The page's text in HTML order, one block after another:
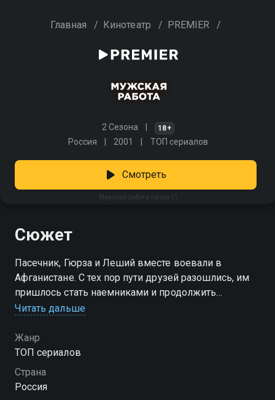
Главная / Кинотеатр / PREMIER /
2 Сезона 18+
Россия 2001 ТОП сериалов
Мужская работа (сезон 1)
Смотреть
Сюжет
Пасечник, Гюрза и Леший вместе воевали в
Афганистане. С тех пор пути друзей разошлись, им
пришлось стать наемниками и продолжить
путешествие по горячим точкам. Судьба вновь
теперь они находятся по разные стороны баррикад.
Кто выживет в этой безжалостной схватке?
Посмотреть онлайн 1 сезон сериала Мужская работа
Читать дальше
Жанр
ТОП сериалов
Страна
Россия